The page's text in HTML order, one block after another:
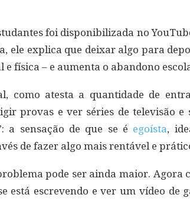
foi disponibilizada no
ele explica que deixar algo para
física – e aumenta o abandono
como atesta a quantidade de
provas e ver séries de televisão e
a sensação de que se é egoísta,
de fazer algo mais rentável e
pode ser ainda maior. Agora
está escrevendo e ver um vídeo de